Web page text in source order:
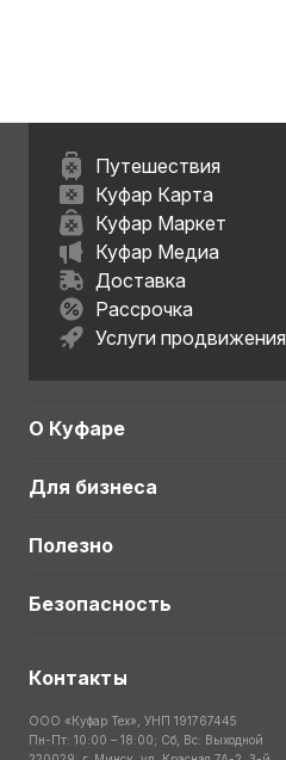
Путешествия
Куфар Карта
Куфар Маркет
Куфар Медиа
Доставка
Рассрочка
Услуги продвижения
О Куфаре
Для бизнеса
Полезно
Безопасность
Контакты
ООО «Куфар Тех», УНП 191767445
Пн-Пт: 10:00 – 18:00; Сб, Вс: Выходной